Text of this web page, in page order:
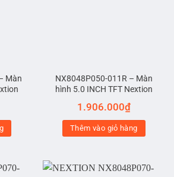
Màn
NX8048P050-011R – Màn
hình 5.0 INCH TFT Nextion
1.906.000₫
Thêm vào giỏ hàng